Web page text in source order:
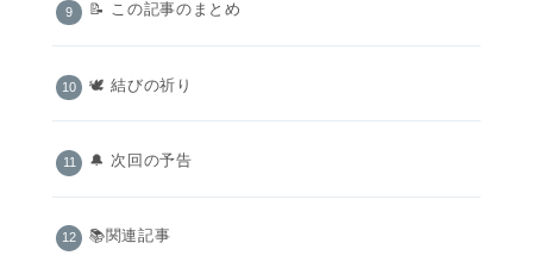
📝 この記事のまとめ
🕊️ 結びの祈り
🔔 次回の予告
📚関連記事